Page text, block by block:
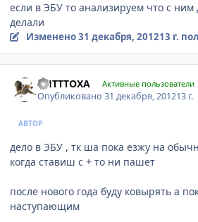
если в ЭБУ то анализируем что с
делали
Изменено31 декабря, 201213 г.
AHTTTOXA Активные пользователи
Опубликовано31 декабря, 201213 г.
АВТОР
дело в ЭБУ , тк ша пока езжу на
когда ставиш с + то ни пашет
после нового года буду ковырять а
наступающим